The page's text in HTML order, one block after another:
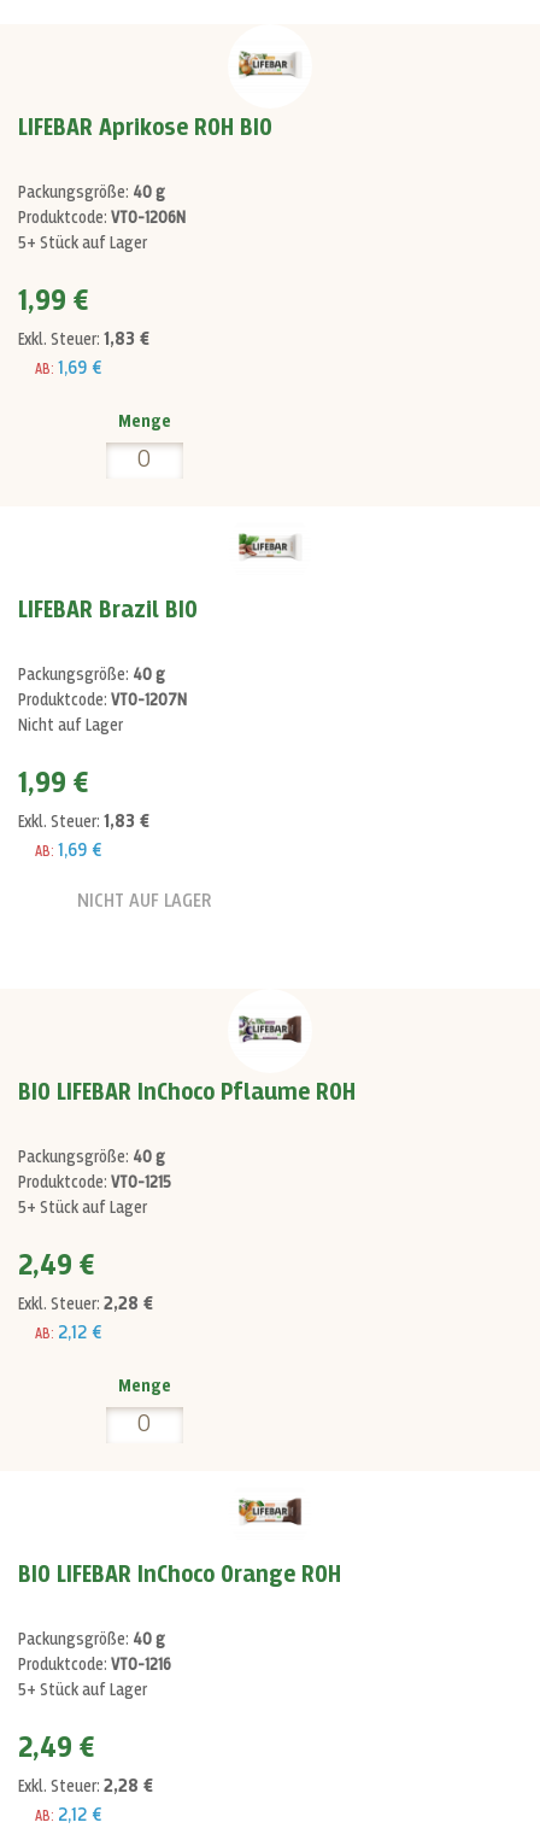
LIFEBAR Aprikose ROH BIO
Packungsgröße: 40 g
Produktcode: VT0-1206N
5+ Stück auf Lager
1,99 €
Exkl. Steuer: 1,83 €
AB: 1,69 €
Menge
LIFEBAR Brazil BIO
Packungsgröße: 40 g
Produktcode: VT0-1207N
Nicht auf Lager
1,99 €
Exkl. Steuer: 1,83 €
AB: 1,69 €
NICHT AUF LAGER
BIO LIFEBAR InChoco Pflaume ROH
Packungsgröße: 40 g
Produktcode: VT0-1215
5+ Stück auf Lager
2,49 €
Exkl. Steuer: 2,28 €
AB: 2,12 €
Menge
BIO LIFEBAR InChoco Orange ROH
Packungsgröße: 40 g
Produktcode: VT0-1216
5+ Stück auf Lager
2,49 €
Exkl. Steuer: 2,28 €
AB: 2,12 €